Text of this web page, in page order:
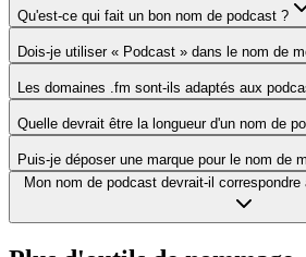
Qu'est-ce qui fait un bon nom de podcast ?
Dois-je utiliser « Podcast » dans le nom de
Les domaines .fm sont-ils adaptés aux
Quelle devrait être la longueur d'un nom de
Puis-je déposer une marque pour le nom de
Mon nom de podcast devrait-il